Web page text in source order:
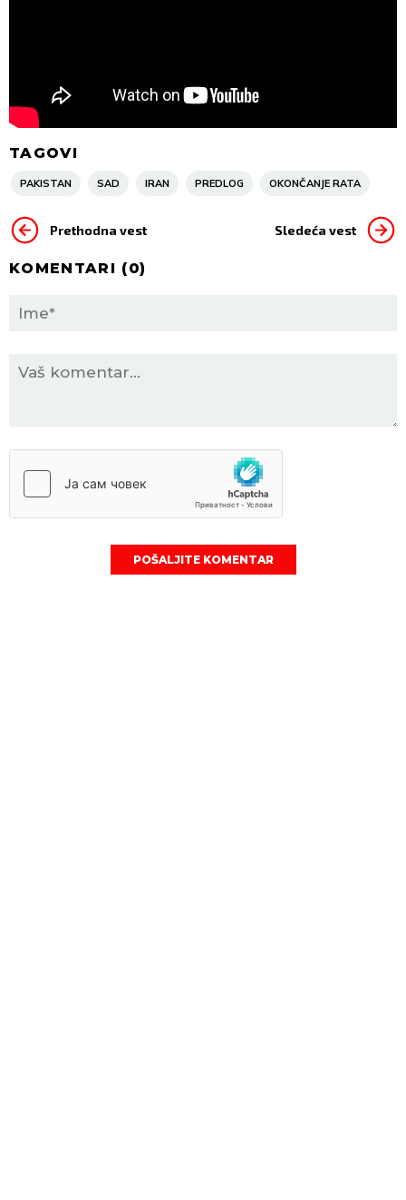
TAGOVI
PAKISTAN SAD IRAN PREDLOG OKONČANJE RATA
Prethodna vest Sledeća vest
KOMENTARI (0)
POŠALJITE KOMENTAR